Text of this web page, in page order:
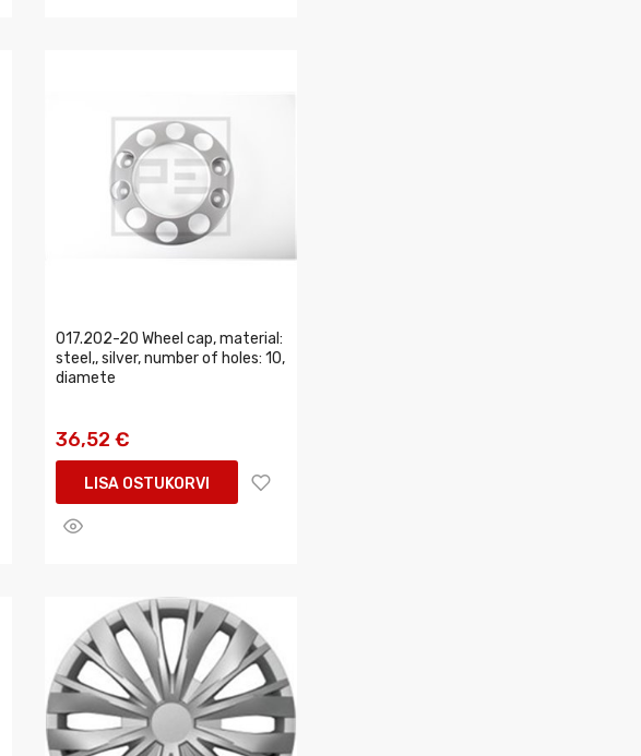
017.202-20 Wheel cap, material:
steel,, silver, number of holes: 10,
diamete
36,52 €
LISA OSTUKORVI